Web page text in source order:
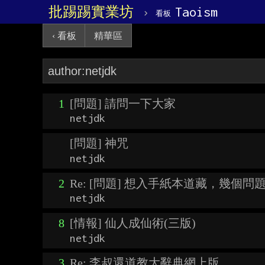
批踢踢實業坊 › 看板 Taoism
‹ 看板 精華區
1 [問題] 請問一下大家
netjdk
[問題] 神咒
netjdk
2 Re: [問題] 想入手紙本道藏，幾個問
netjdk
8 [情報] 仙人成仙術(三版)
netjdk